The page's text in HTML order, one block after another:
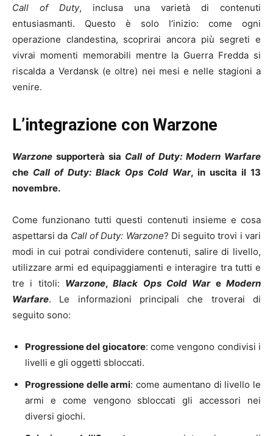
Call of Duty, inclusa una varietà di contenuti
entusiasmanti. Questo è solo l’inizio: come ogni
operazione clandestina, scoprirai ancora più segreti e
vivrai momenti memorabili mentre la Guerra Fredda si
riscalda a Verdansk (e oltre) nei mesi e nelle stagioni a
venire.
L’integrazione con Warzone
Warzone supporterà sia Call of Duty: Modern Warfare
che Call of Duty: Black Ops Cold War, in uscita il 13
novembre.
Come funzionano tutti questi contenuti insieme e cosa
aspettarsi da Call of Duty: Warzone? Di seguito trovi i vari
modi in cui potrai condividere contenuti, salire di livello,
utilizzare armi ed equipaggiamenti e interagire tra tutti e
tre i titoli: Warzone,Black Ops Cold WareModern
Warfare. Le informazioni principali che troverai di
seguito sono:
Progressione del giocatore: come vengono condivisi i
livelli e gli oggetti sbloccati.
Progressione delle armi: come aumentano di livello le
armi e come vengono sbloccati gli accessori nei
diversi giochi.